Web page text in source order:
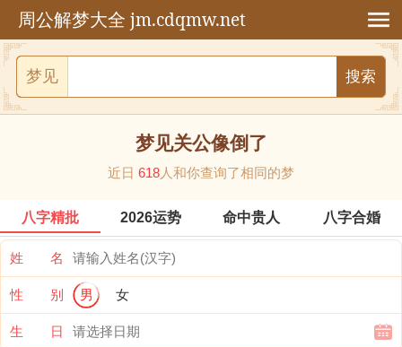
周公解梦大全 jm.cdqmw.net
梦见
梦见关公像倒了
近日 618人和你查询了相同的梦
八字精批 2026运势 命中贵人 八字合婚
姓 名
性 别 男 女
生 日